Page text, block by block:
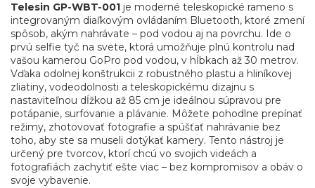
Telesin GP-WBT-001 je moderné teleskopické rameno s
integrovaným diaľkovým ovládaním Bluetooth, ktoré zmení
spôsob, akým nahrávate – pod vodou aj na povrchu. Ide o
prvú selfie tyč na svete, ktorá umožňuje plnú kontrolu nad
vašou kamerou GoPro pod vodou, v hĺbkach až 30 metrov.
Vďaka odolnej konštrukcii z robustného plastu a hliníkovej
zliatiny, vodeodolnosti a teleskopickému dizajnu s
nastaviteľnou dĺžkou až 85 cm je ideálnou súpravou pre
potápanie, surfovanie a plávanie. Môžete pohodlne prepínať
režimy, zhotovovať fotografie a spúšťať nahrávanie bez
toho, aby ste sa museli dotýkať kamery. Tento nástroj je
určený pre tvorcov, ktorí chcú vo svojich videách a
fotografiách zachytiť ešte viac – bez kompromisov a obáv o
svoje vybavenie.